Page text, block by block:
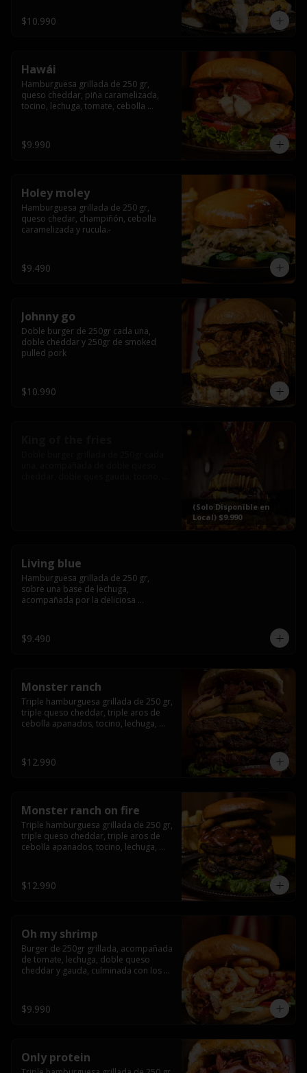
$10.990
Hawái
Hamburguesa grillada de 250 gr,
queso cheddar, piña caramelizada,
tocino, lechuga, tomate, cebolla
$9.990
Holey moley
Hamburguesa grillada de 250 gr,
queso chedar, champiñón, cebolla
caramelizada y rucula.-
$9.490
Johnny go
Doble burger de 250gr cada una,
doble cheddar y 250gr de smoked
pulled pork
$10.990
(Solo Disponible en
Local) $9.990
Living blue
Hamburguesa grillada de 250 gr,
sobre una base de lechuga,
acompañada por la deliciosa
wisky jack daniels y salsa de miel.-
$9.490
Monster ranch
Triple hamburguesa grillada de 250 gr,
triple queso cheddar, triple aros de
cebolla apanados, tocino, lechuga,
$12.990
Monster ranch on fire
Triple hamburguesa grillada de 250 gr,
triple queso cheddar, triple aros de
cebolla apanados, tocino, lechuga,
jalapeños de texas.
$12.990
Oh my shrimp
Burger de 250gr grillada, acompañada
de tomate, lechuga, doble queso
cheddar y gauda, culminada con los
$9.990
Only protein